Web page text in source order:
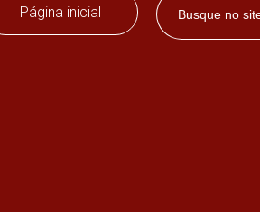
Página inicial